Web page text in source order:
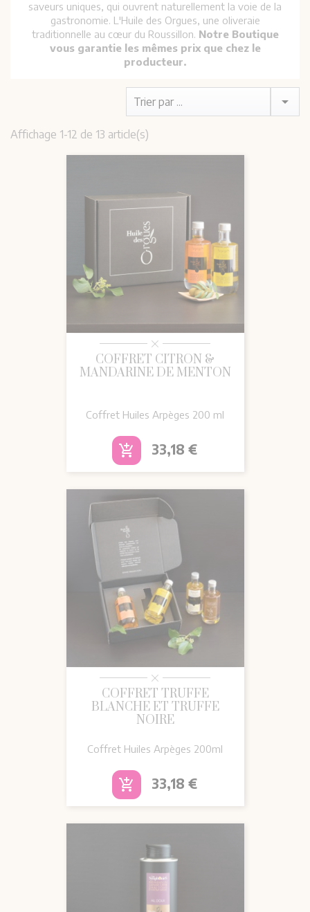
saveurs uniques, qui ouvrent naturellement la voie de la
gastronomie. L'Huile des Orgues, une oliveraie
traditionnelle au cœur du Roussillon. Notre Boutique
vous garantie les mêmes prix que chez le
producteur.

Trier par ...
Affichage 1-12 de 13 article(s)
COFFRET CITRON &
MANDARINE DE MENTON
Coffret Huiles Arpèges 200 ml
add_shopping_cart Prix
33,18 €
COFFRET TRUFFE
BLANCHE ET TRUFFE
NOIRE
Coffret Huiles Arpèges 200ml
add_shopping_cart Prix
33,18 €